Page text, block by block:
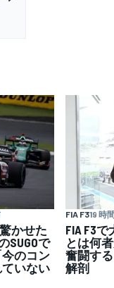
かせた
SUGOで
のコン
いない
FIA F319 時
FIA F3
とは何
奮闘す
解剖